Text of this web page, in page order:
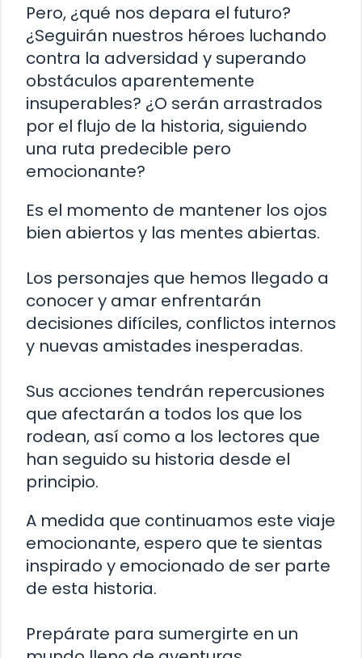
Pero, ¿qué nos depara el futuro?
¿Seguirán nuestros héroes luchando
contra la adversidad y superando
obstáculos aparentemente
insuperables? ¿O serán arrastrados
por el flujo de la historia, siguiendo
una ruta predecible pero
emocionante?
Es el momento de mantener los ojos
bien abiertos y las mentes abiertas.
Los personajes que hemos llegado a
conocer y amar enfrentarán
decisiones difíciles, conflictos internos
y nuevas amistades inesperadas.
Sus acciones tendrán repercusiones
que afectarán a todos los que los
rodean, así como a los lectores que
han seguido su historia desde el
principio.
A medida que continuamos este viaje
emocionante, espero que te sientas
inspirado y emocionado de ser parte
de esta historia.
Prepárate para sumergirte en un